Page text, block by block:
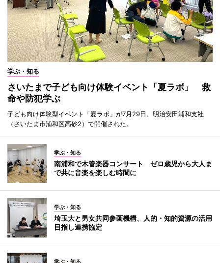
学ぶ・知る
さいたまで子ども向け体験イベント「夏ラボ」 救
命や防犯学ぶ
子ども向け体験型イベント「夏ラボ」が7月29日、明治安田浦和支社
（さいたま市浦和区高砂2）で開催された。
学ぶ・知る
南浦和で木管楽器コンサート ゼロ歳児から大人ま
で共に音楽を楽しむ時間に
学ぶ・知る
埼玉大と男女共同参画機構、人的・知的資源の活用
目指し連携協定